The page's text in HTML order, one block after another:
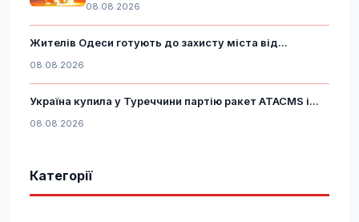
08.08.2026
Жителів Одеси готують до захисту міста від...
08.08.2026
Україна купила у Туреччини партію ракет ATACMS і...
08.08.2026
Категорії